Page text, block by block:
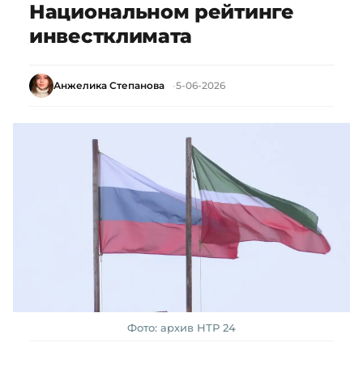
Национальном рейтинге
инвестклимата
Анжелика Степанова 5-06-2026
Фото: архив НТР 24